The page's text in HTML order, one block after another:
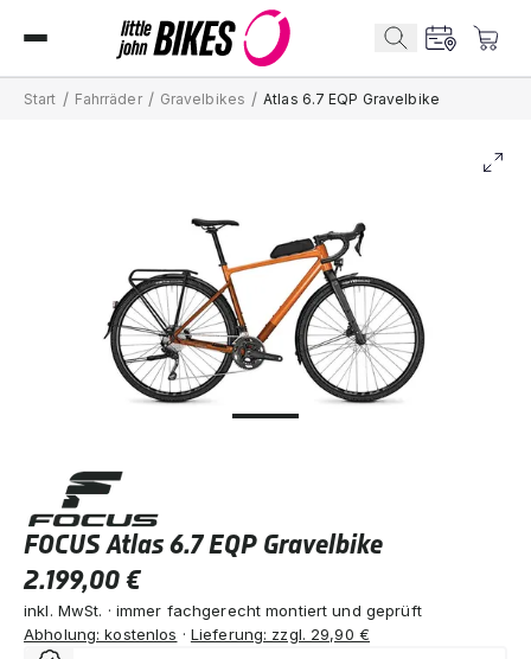
Start / Fahrräder / Gravelbikes / Atlas 6.7 EQP Gravelbike
FOCUS Atlas 6.7 EQP Gravelbike
2.199,00 €
inkl. MwSt. · immer fachgerecht montiert und geprüft
Abholung: kostenlos · Lieferung: zzgl. 29,90 €